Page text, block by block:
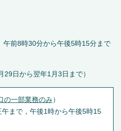
午前8時30分から午後5時15分まで
日から翌年1月3日まで）
の一部業務のみ ）
まで，午後1時から午後5時15